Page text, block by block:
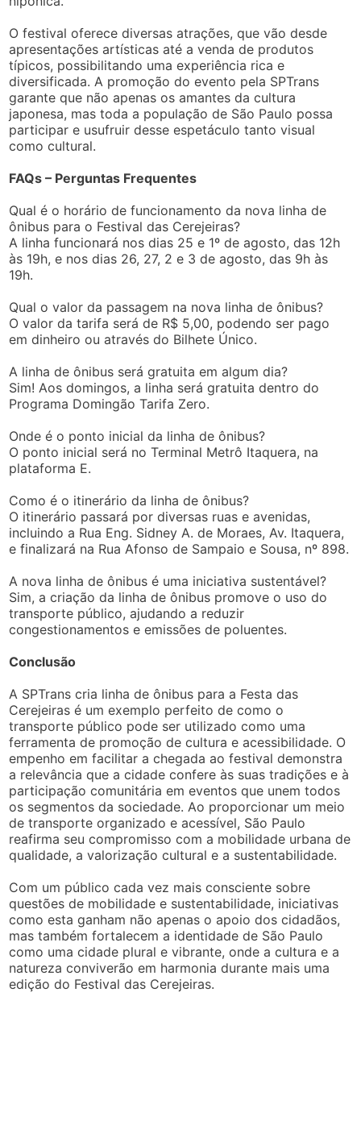
O festival oferece diversas atrações, que vão desde
apresentações artísticas até a venda de produtos
típicos, possibilitando uma experiência rica e
diversificada. A promoção do evento pela SPTrans
garante que não apenas os amantes da cultura
japonesa, mas toda a população de São Paulo possa
participar e usufruir desse espetáculo tanto visual
como cultural.
FAQs – Perguntas Frequentes
Qual é o horário de funcionamento da nova linha de
ônibus para o Festival das Cerejeiras?
A linha funcionará nos dias 25 e 1º de agosto, das 12h
às 19h, e nos dias 26, 27, 2 e 3 de agosto, das 9h às
19h.
Qual o valor da passagem na nova linha de ônibus?
O valor da tarifa será de R$ 5,00, podendo ser pago
em dinheiro ou através do Bilhete Único.
A linha de ônibus será gratuita em algum dia?
Sim! Aos domingos, a linha será gratuita dentro do
Programa Domingão Tarifa Zero.
Onde é o ponto inicial da linha de ônibus?
O ponto inicial será no Terminal Metrô Itaquera, na
plataforma E.
Como é o itinerário da linha de ônibus?
O itinerário passará por diversas ruas e avenidas,
incluindo a Rua Eng. Sidney A. de Moraes, Av. Itaquera,
e finalizará na Rua Afonso de Sampaio e Sousa, nº 898.
A nova linha de ônibus é uma iniciativa sustentável?
Sim, a criação da linha de ônibus promove o uso do
transporte público, ajudando a reduzir
congestionamentos e emissões de poluentes.
Conclusão
A SPTrans cria linha de ônibus para a Festa das
Cerejeiras é um exemplo perfeito de como o
transporte público pode ser utilizado como uma
ferramenta de promoção de cultura e acessibilidade. O
empenho em facilitar a chegada ao festival demonstra
a relevância que a cidade confere às suas tradições e à
participação comunitária em eventos que unem todos
os segmentos da sociedade. Ao proporcionar um meio
de transporte organizado e acessível, São Paulo
reafirma seu compromisso com a mobilidade urbana de
qualidade, a valorização cultural e a sustentabilidade.
Com um público cada vez mais consciente sobre
questões de mobilidade e sustentabilidade, iniciativas
como esta ganham não apenas o apoio dos cidadãos,
mas também fortalecem a identidade de São Paulo
como uma cidade plural e vibrante, onde a cultura e a
natureza conviverão em harmonia durante mais uma
edição do Festival das Cerejeiras.